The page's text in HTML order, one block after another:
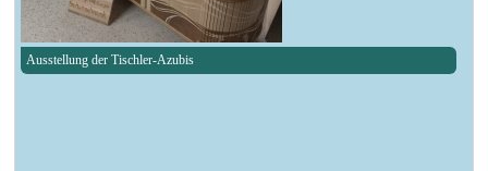
Ausstellung der Tischler-Azubis